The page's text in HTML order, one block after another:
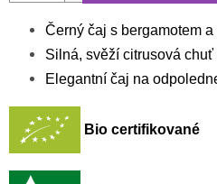
Černý čaj s bergamotem a
Silná, svěží citrusová chuť
Elegantní čaj na
Bio certifikované